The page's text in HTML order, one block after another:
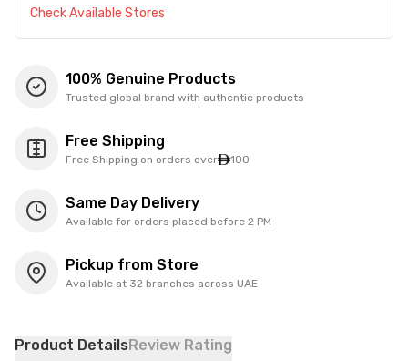
Check Available Stores
100% Genuine Products
Trusted global brand with authentic products
Free Shipping
Free Shipping on orders over 100
Same Day Delivery
Available for orders placed before 2 PM
Pickup from Store
Available at 32 branches across UAE
Product DetailsReview Rating